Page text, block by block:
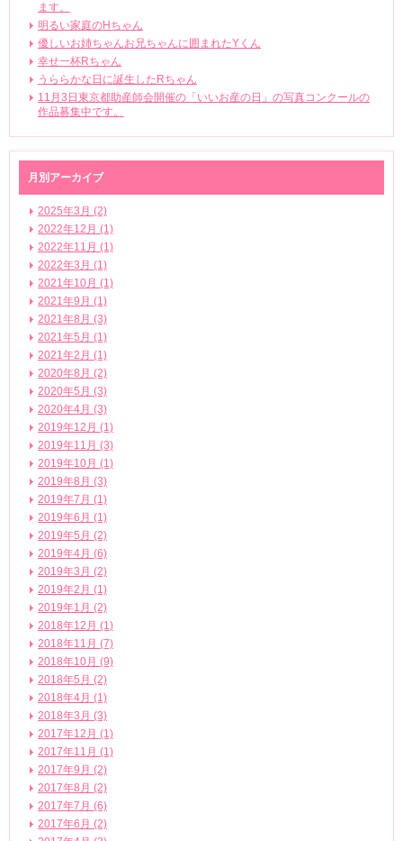
ます。
明るい家庭のHちゃん
優しいお姉ちゃんお兄ちゃんに囲まれたYくん
幸せ一杯Rちゃん
うららかな日に誕生したRちゃん
11月3日東京都助産師会開催の「いいお産の日」の写真コンクールの
作品募集中です。
月別アーカイブ
2025年3月 (2)
2022年12月 (1)
2022年11月 (1)
2022年3月 (1)
2021年10月 (1)
2021年9月 (1)
2021年8月 (3)
2021年5月 (1)
2021年2月 (1)
2020年8月 (2)
2020年5月 (3)
2020年4月 (3)
2019年12月 (1)
2019年11月 (3)
2019年10月 (1)
2019年8月 (3)
2019年7月 (1)
2019年6月 (1)
2019年5月 (2)
2019年4月 (6)
2019年3月 (2)
2019年2月 (1)
2019年1月 (2)
2018年12月 (1)
2018年11月 (7)
2018年10月 (9)
2018年5月 (2)
2018年4月 (1)
2018年3月 (3)
2017年12月 (1)
2017年11月 (1)
2017年9月 (2)
2017年8月 (2)
2017年7月 (6)
2017年6月 (2)